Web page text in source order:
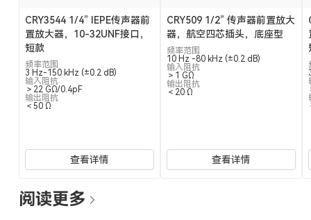
CRY3544 1/4” IEPE传声器前
置放大器，10-32UNF接口，
短款
频率范围
3 Hz-150 kHz (±0.2 dB)
输入阻抗
＞22 GΩ/0.4pF
输出阻抗
＜50 Ω
查看详情
CRY509 1/2” 传声器前置放大
器，航空四芯插头，底座型
频率范围
10 Hz -80 kHz (±0.2 dB)
输入阻抗
＞1 GΩ
输出阻抗
＜20 Ω
查看详情
阅读更多